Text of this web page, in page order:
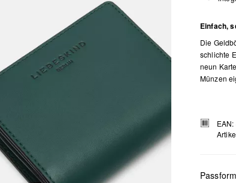
Einfach,
Die
schlichte
neun
Münzen
Passform